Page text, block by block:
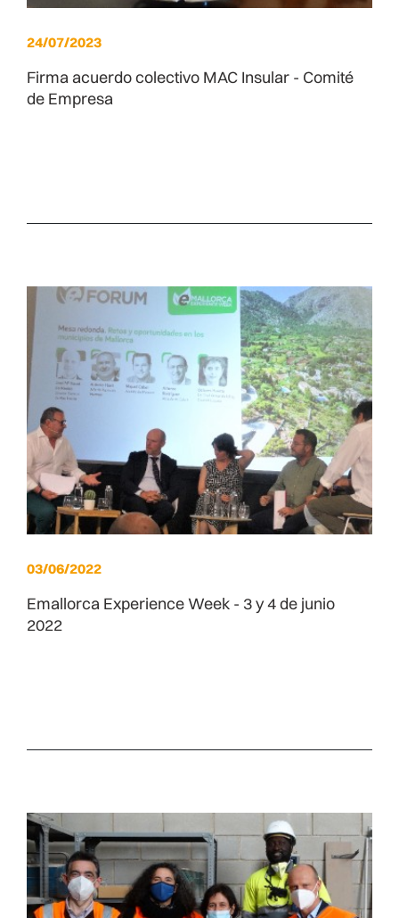
24/07/2023
Firma acuerdo colectivo MAC Insular - Comité
de Empresa
03/06/2022
Emallorca Experience Week - 3 y 4 de junio
2022